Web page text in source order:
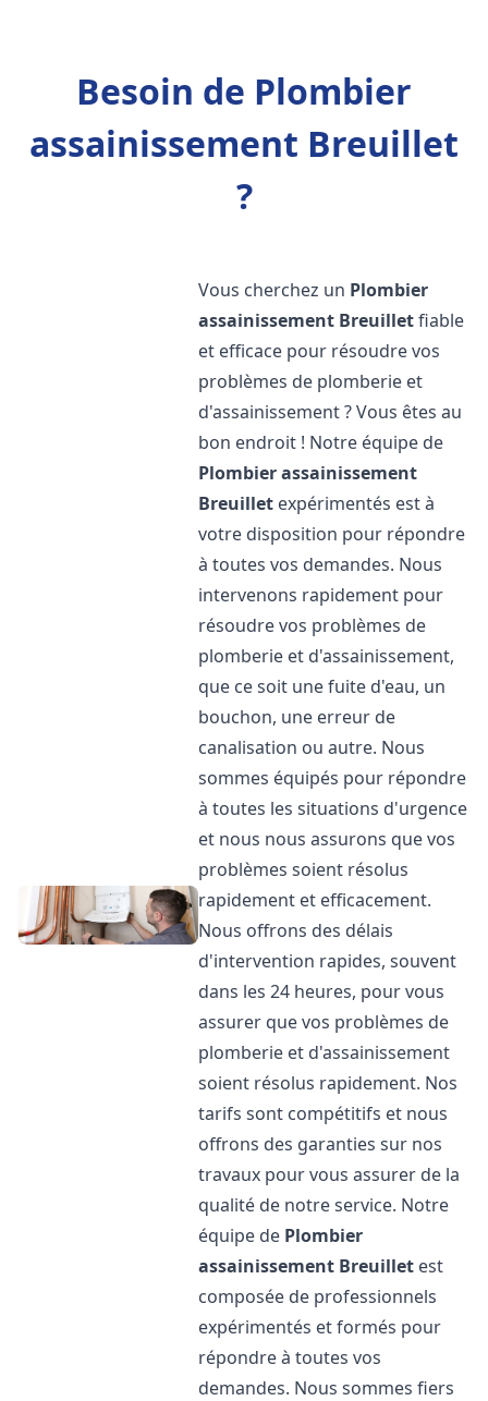
Besoin de Plombier
assainissement Breuillet
?
Vous cherchez un Plombier
assainissement Breuilletfiable
et efficace pour résoudre vos
problèmes de plomberie et
d'assainissement ? Vous êtes au
bon endroit ! Notre équipe de
Plombier assainissement
Breuillet expérimentés est à
votre disposition pour répondre
à toutes vos demandes. Nous
intervenons rapidement pour
résoudre vos problèmes de
plomberie et d'assainissement,
que ce soit une fuite d'eau, un
bouchon, une erreur de
canalisation ou autre. Nous
sommes équipés pour répondre
à toutes les situations d'urgence
et nous nous assurons que vos
problèmes soient résolus
rapidement et efficacement.
Nous offrons des délais
d'intervention rapides, souvent
dans les 24 heures, pour vous
assurer que vos problèmes de
plomberie et d'assainissement
soient résolus rapidement. Nos
tarifs sont compétitifs et nous
offrons des garanties sur nos
travaux pour vous assurer de la
qualité de notre service. Notre
équipe de Plombier
assainissement Breuillet est
composée de professionnels
expérimentés et formés pour
répondre à toutes vos
demandes. Nous sommes fiers